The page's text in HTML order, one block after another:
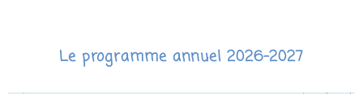
Le programme annuel 2026-2027